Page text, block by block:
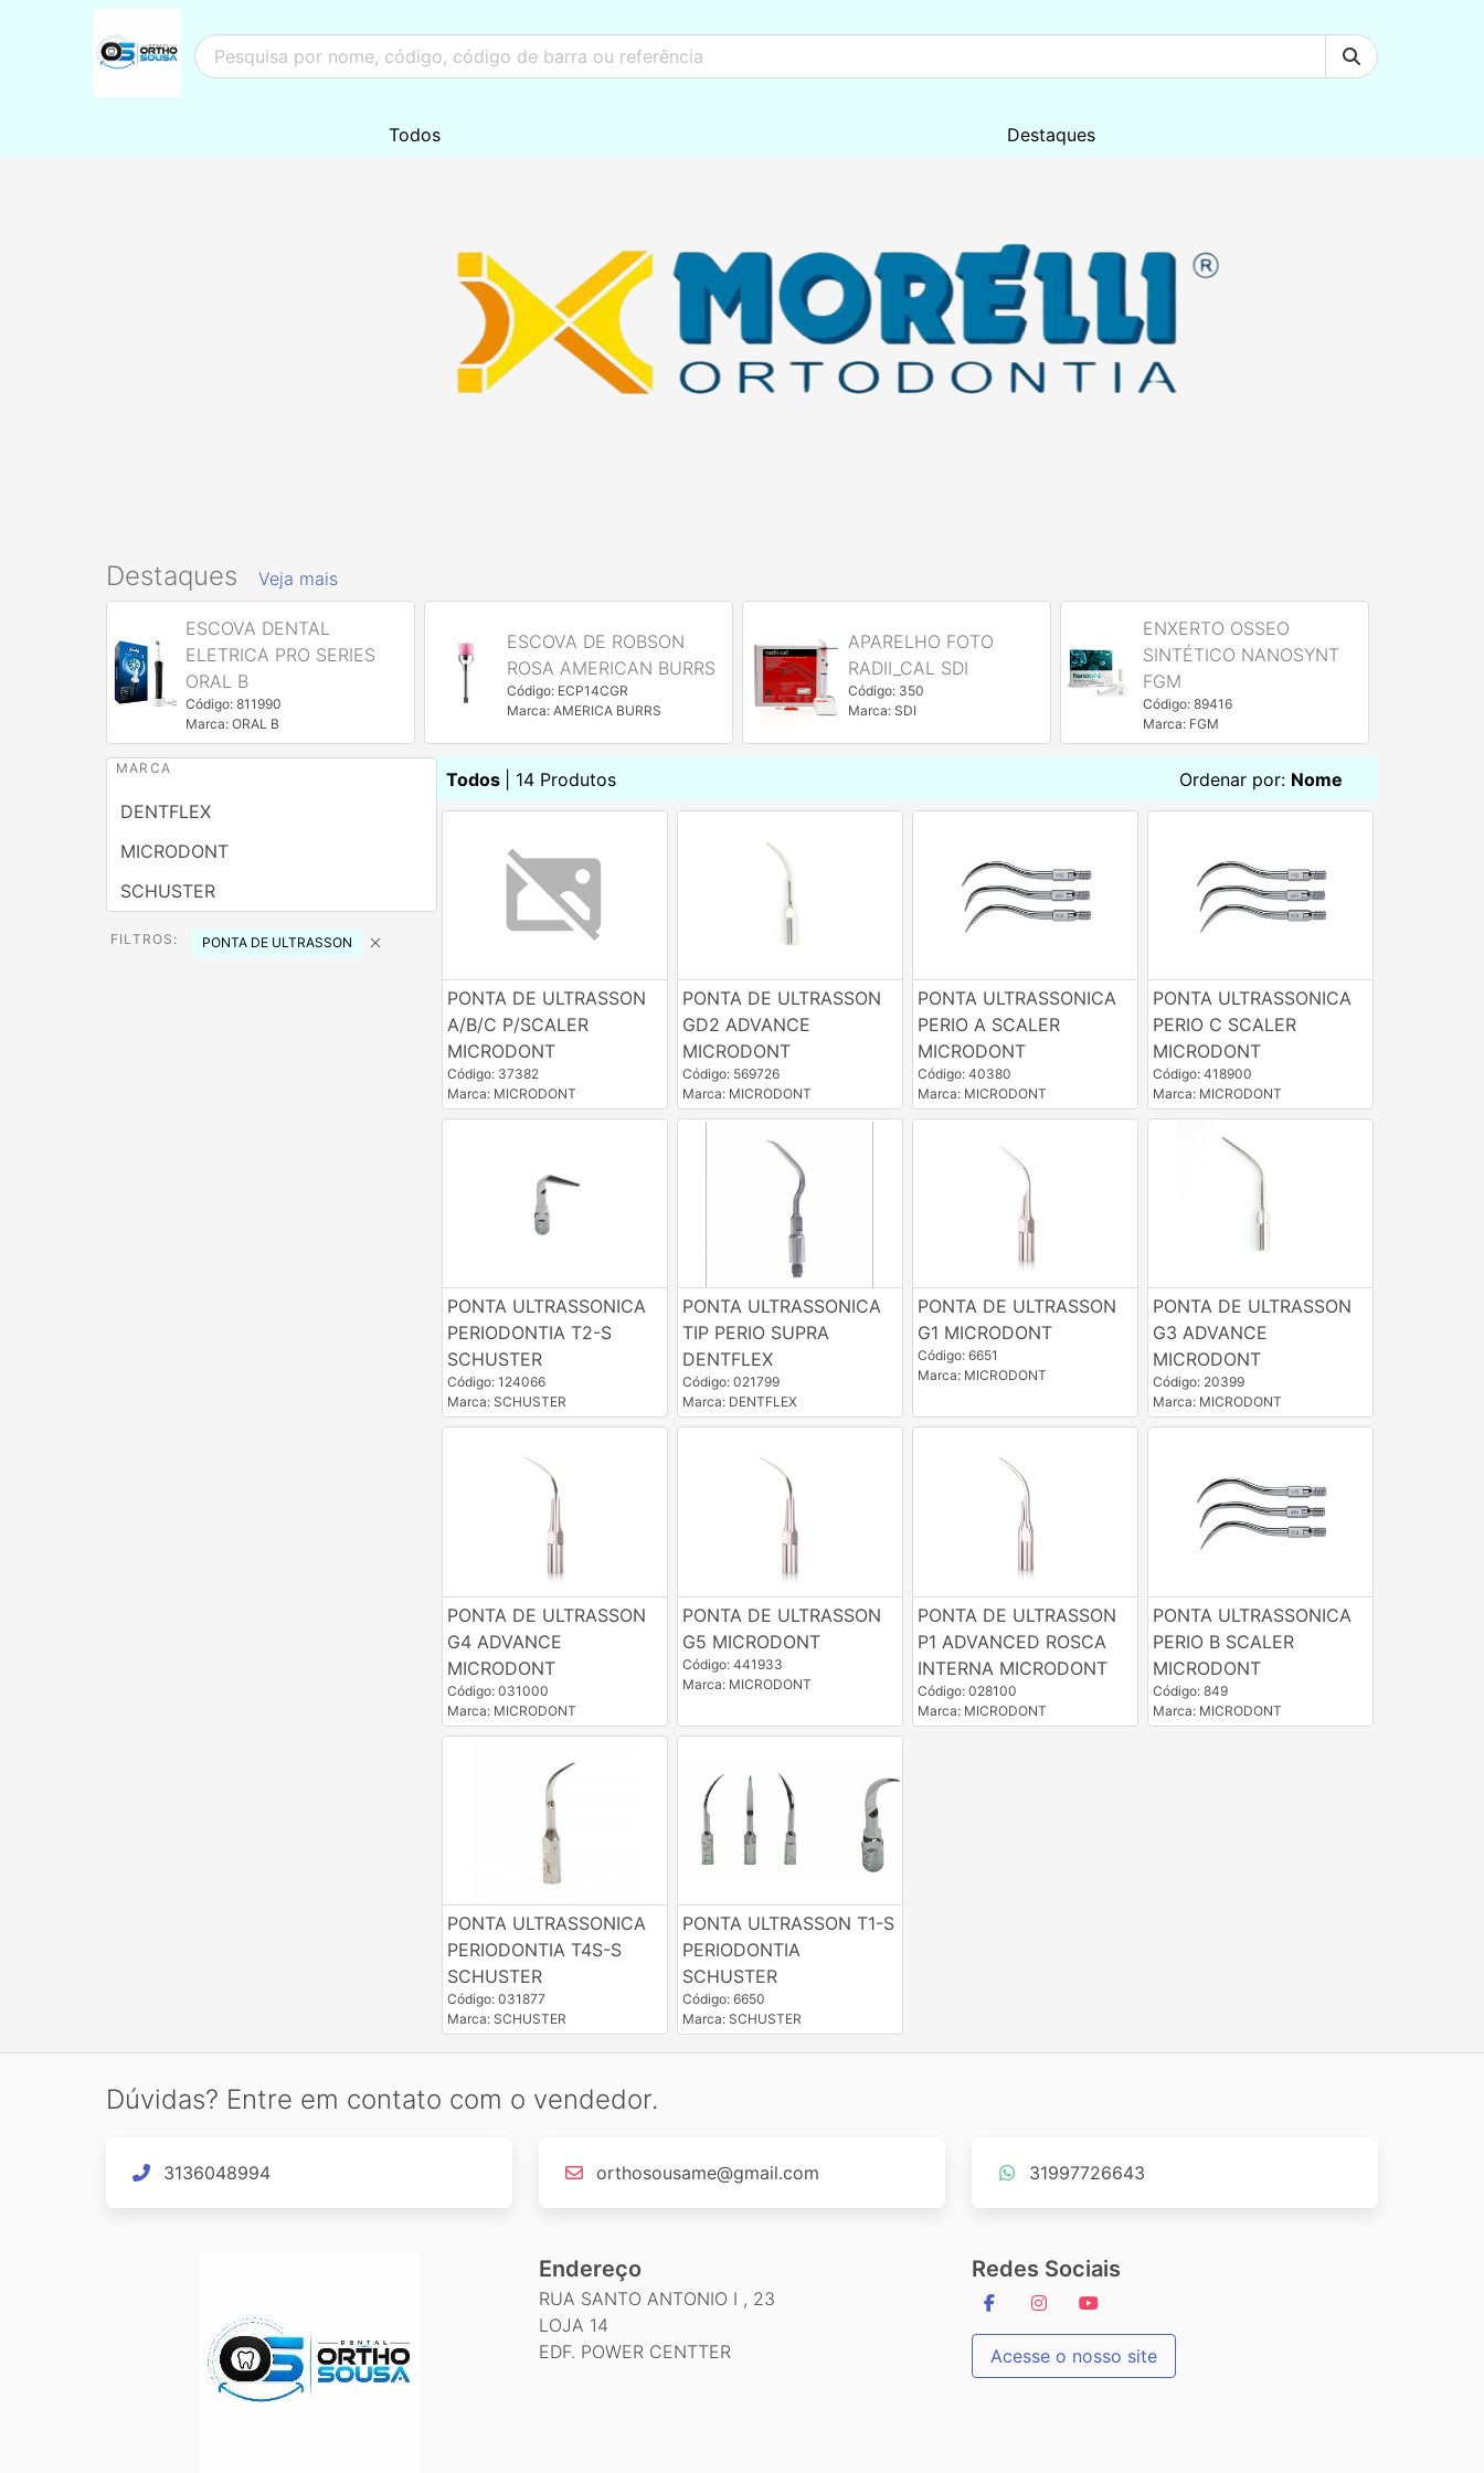
Todos Destaques
Destaques Veja mais
ESCOVA DENTAL
ELETRICA PRO SERIES
ORAL B
Código: 811990
Marca: ORAL B
ESCOVA DE ROBSON
ROSA AMERICAN BURRS
Código: ECP14CGR
Marca: AMERICA BURRS
APARELHO FOTO
RADII_CAL SDI
Código: 350
Marca: SDI
ENXERTO OSSEO
SINTÉTICO NANOSYNT
FGM
Código: 89416
Marca: FGM
MARCA
DENTFLEX
MICRODONT
SCHUSTER
FILTROS: PONTA DE ULTRASSON
Todos | 14 Produtos Ordenar por: Nome
PONTA DE ULTRASSON
A/B/C P/SCALER
MICRODONT
Código: 37382
Marca: MICRODONT
PONTA DE ULTRASSON
GD2 ADVANCE
MICRODONT
Código: 569726
Marca: MICRODONT
PONTA ULTRASSONICA
PERIO A SCALER
MICRODONT
Código: 40380
Marca: MICRODONT
PONTA ULTRASSONICA
PERIO C SCALER
MICRODONT
Código: 418900
Marca: MICRODONT
PONTA ULTRASSONICA
PERIODONTIA T2-S
SCHUSTER
Código: 124066
Marca: SCHUSTER
PONTA ULTRASSONICA
TIP PERIO SUPRA
DENTFLEX
Código: 021799
Marca: DENTFLEX
PONTA DE ULTRASSON
G1 MICRODONT
Código: 6651
Marca: MICRODONT
PONTA DE ULTRASSON
G3 ADVANCE
MICRODONT
Código: 20399
Marca: MICRODONT
PONTA DE ULTRASSON
G4 ADVANCE
MICRODONT
Código: 031000
Marca: MICRODONT
PONTA DE ULTRASSON
G5 MICRODONT
Código: 441933
Marca: MICRODONT
PONTA DE ULTRASSON
P1 ADVANCED ROSCA
INTERNA MICRODONT
Código: 028100
Marca: MICRODONT
PONTA ULTRASSONICA
PERIO B SCALER
MICRODONT
Código: 849
Marca: MICRODONT
PONTA ULTRASSONICA
PERIODONTIA T4S-S
SCHUSTER
Código: 031877
Marca: SCHUSTER
PONTA ULTRASSON T1-S
PERIODONTIA
SCHUSTER
Código: 6650
Marca: SCHUSTER
Dúvidas? Entre em contato com o vendedor.
3136048994 orthosousame@gmail.com 31997726643
Endereço
RUA SANTO ANTONIO I , 23
LOJA 14
EDF. POWER CENTTER
Redes Sociais
Acesse o nosso site